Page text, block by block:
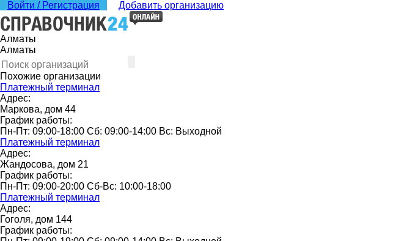
Войти / Регистрация Добавить организацию
Алматы
Алматы
Похожие организации
Платежный терминал
Адрес:
Маркова, дом 44
График работы:
Пн-Пт: 09:00-18:00 Сб: 09:00-14:00 Вс: Выходной
Платежный терминал
Адрес:
Жандосова, дом 21
График работы:
Пн-Пт: 09:00-20:00 Сб-Вс: 10:00-18:00
Платежный терминал
Адрес:
Гоголя, дом 144
График работы: